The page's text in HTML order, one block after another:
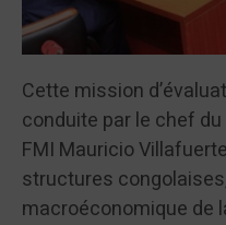
Cette mission
conduite par le chef
FMI Mauricio
structures
macroéconomique de